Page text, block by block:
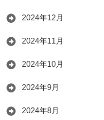
2024年12月
2024年11月
2024年10月
2024年9月
2024年8月